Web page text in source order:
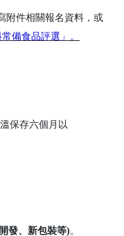
附件相關報名資料， 或
備食品評選」 。
保存六個月以
發、新包裝等) 。